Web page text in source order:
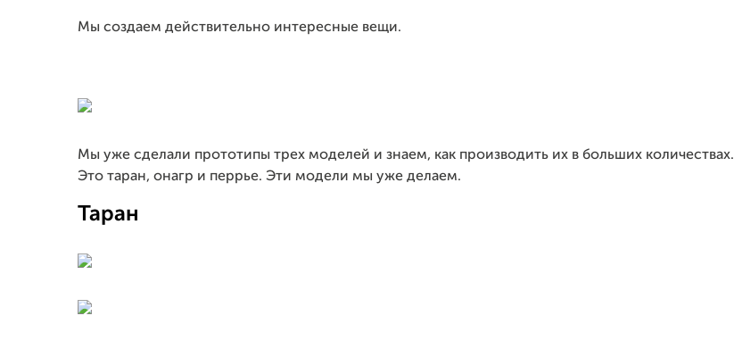
Мы создаем действительно интересные вещи.
Мы уже сделали прототипы трех моделей и знаем, как производить их в больших количествах.
Это таран, онагр и перрье. Эти модели мы уже делаем.
Таран